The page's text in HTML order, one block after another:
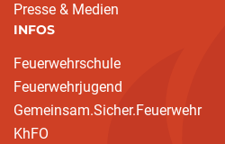
Presse & Medien
INFOS
Feuerwehrschule
Feuerwehrjugend
Gemeinsam.Sicher.Feuerwehr
KhFO